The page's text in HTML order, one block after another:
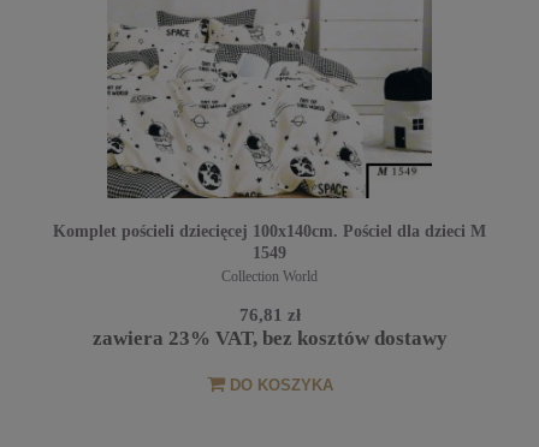
Komplet pościeli dziecięcej 100x140cm. Pościel dla dzieci M
1549
Collection World
76,81 zł
zawiera 23% VAT, bez kosztów dostawy
DO KOSZYKA